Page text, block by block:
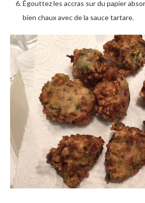
Égouttez les accras sur du papier
bien chaux avec de la sauce tartare.